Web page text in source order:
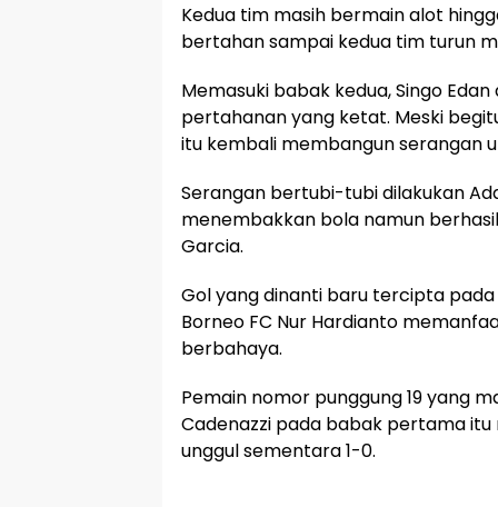
Kedua tim masih bermain alot
bertahan sampai kedua tim turun
Memasuki babak kedua, Singo
pertahanan yang ketat. Meski
itu kembali membangun serangan
Serangan bertubi-tubi dilakukan
menembakkan bola namun
Garcia.
Gol yang dinanti baru tercipta
Borneo FC Nur Hardianto
berbahaya.
Pemain nomor punggung 19 yang
Cadenazzi pada babak pertama
unggul sementara 1-0.